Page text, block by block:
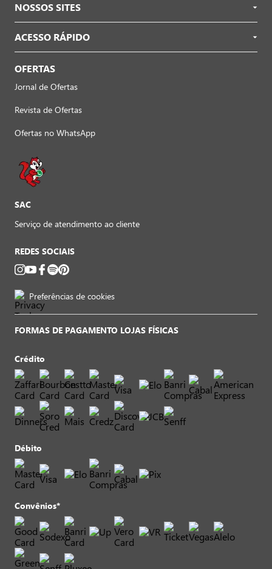
NOSSOS SITES
ACESSO RÁPIDO
OFERTAS
Jornal de Ofertas
Revista de Ofertas
Ofertas no WhatsApp
SAC
Serviço de atendimento ao cliente
REDES SOCIAIS
Preferências de cookies
FORMAS DE PAGAMENTO LOJAS FÍSICAS
Crédito
Débito
Convênios*